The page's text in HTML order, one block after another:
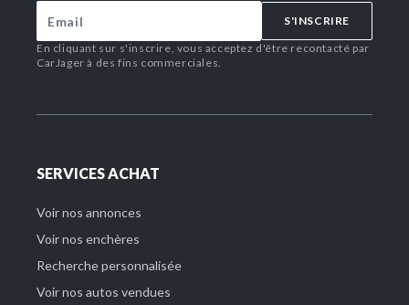
S'INSCRIRE
En cliquant sur s'inscrire, vous acceptez d'être recontacté par
CarJager à des fins commerciales.
SERVICES ACHAT
Voir nos annonces
Voir nos enchères
Recherche personnalisée
Voir nos autos vendues